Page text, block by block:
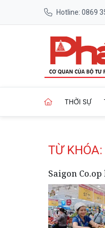
Hotline: 0869
THỜI SỰ
TỪ
Saigon